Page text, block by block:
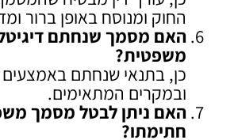
החוק ומנוסח באופן ברור
האם מסמך שנחתם
משפטית?
כן, בתנאי שנחתם באמצעים
ובמקרים המתאימים.
האם ניתן לבטל מסמך
חתימתו?